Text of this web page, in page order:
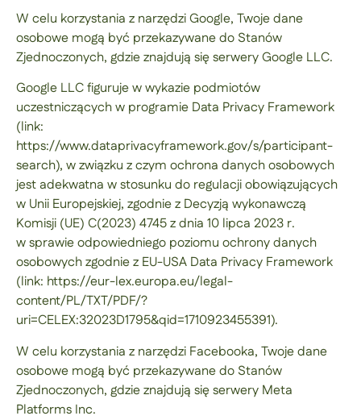
W celu korzystania z narzędzi Google, Twoje dane
osobowe mogą być przekazywane do Stanów
Zjednoczonych, gdzie znajdują się serwery Google LLC.
Google LLC figuruje w wykazie podmiotów
uczestniczących w programie Data Privacy Framework
(link:
https://www.dataprivacyframework.gov/s/participant-
search), w związku z czym ochrona danych osobowych
jest adekwatna w stosunku do regulacji obowiązujących
w Unii Europejskiej, zgodnie z Decyzją wykonawczą
Komisji (UE) C(2023) 4745 z dnia 10 lipca 2023 r.
w sprawie odpowiedniego poziomu ochrony danych
osobowych zgodnie z EU-USA Data Privacy Framework
(link: https://eur-lex.europa.eu/legal-
content/PL/TXT/PDF/?
uri=CELEX:32023D1795&qid=1710923455391).
W celu korzystania z narzędzi Facebooka, Twoje dane
osobowe mogą być przekazywane do Stanów
Zjednoczonych, gdzie znajdują się serwery Meta
Platforms Inc.